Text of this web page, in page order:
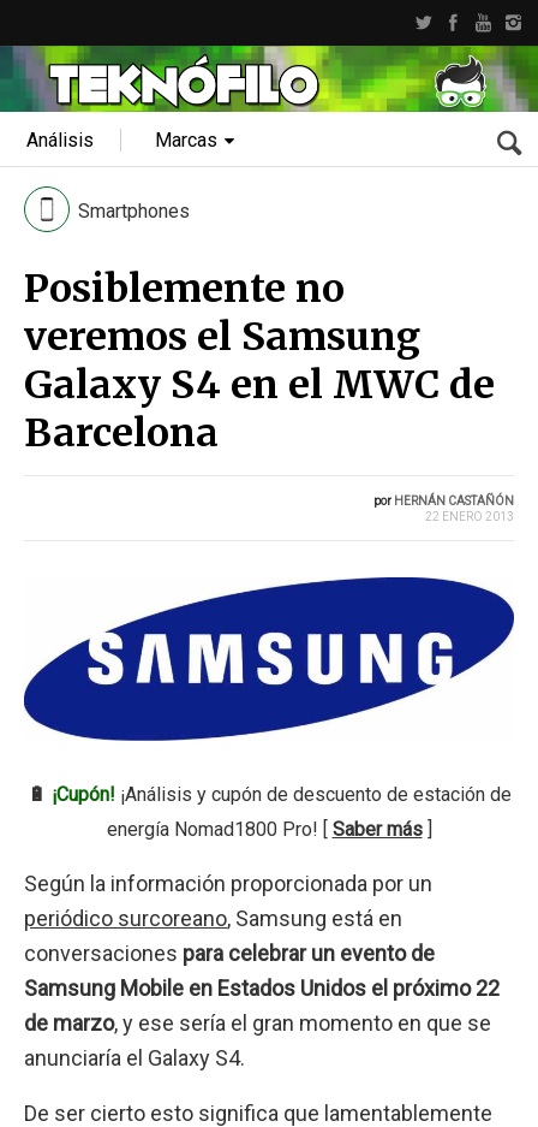
Análisis Marcas
Smartphones
Posiblemente no
veremos el Samsung
Galaxy S4 en el MWC de
Barcelona
por HERNÁN CASTAÑÓN
22 ENERO 2013
🔋 ¡Cupón! ¡Análisis y cupón de descuento de estación de
energía Nomad1800 Pro! [ Saber más]
Según la información proporcionada por un
periódico surcoreano, Samsung está en
conversaciones para celebrar un evento de
Samsung Mobile en Estados Unidos el próximo 22
de marzo, y ese sería el gran momento en que se
anunciaría el Galaxy S4.
De ser cierto esto significa que lamentablemente